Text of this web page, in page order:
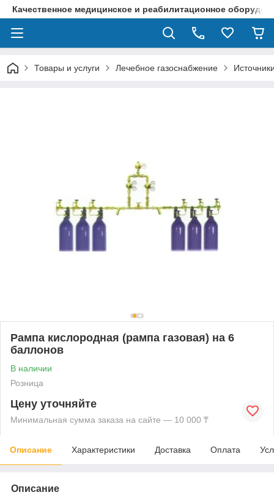
Качественное медицинское и реабилитационное
Товары и услуги Лечебное газоснабжение
Рампа кислородная (рампа газовая) на 6
баллонов
В наличии
Розница
Цену уточняйте
Минимальная сумма заказа на сайте — 10 000 ₸
Описание Характеристики Доставка Оплата
Описание